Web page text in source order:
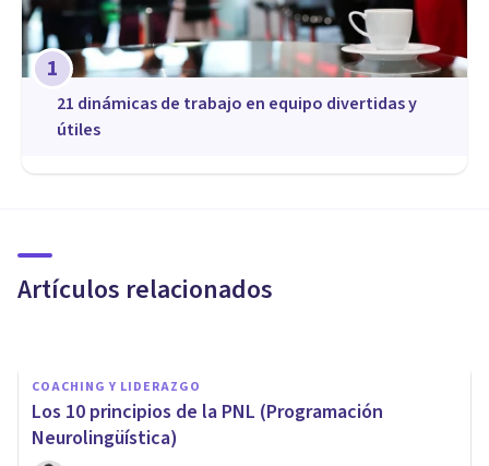
1
21 dinámicas de trabajo en equipo divertidas y
útiles
Artículos relacionados
Claves para mejorar tus
trabajando en ti
COACHING Y LIDERAZGO
Los 10 principios de la PNL (Programación
Neurolingüística)